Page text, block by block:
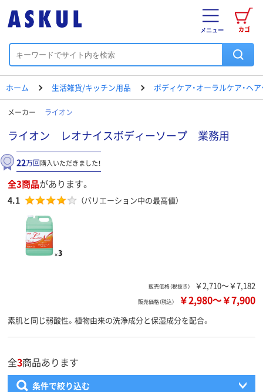
カゴ
メニュー
ホーム 生活雑貨/キッチン用品 ボディケア・オーラルケア・ヘ
メーカー ライオン
ライオン レオナイスボディーソープ 業務用
22万回購入いただきました！
全3商品があります。
4.1 （バリエーション中の最高値）
販売価格（税抜き） ￥2,710～￥7,182
販売価格（税込） ￥2,980～￥7,900
素肌と同じ弱酸性。植物由来の洗浄成分と保湿成分を配合。
全3商品あります
条件で絞り込む